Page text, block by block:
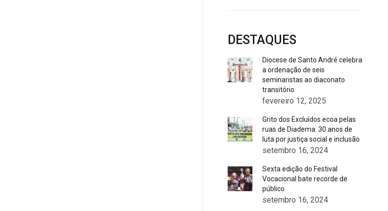
DESTAQUES
Diocese de Santo André celebra
a ordenação de seis
seminaristas ao diaconato
transitório
fevereiro 12, 2025
Grito dos Excluídos ecoa pelas
ruas de Diadema: 30 anos de
luta por justiça social e inclusão
setembro 16, 2024
Sexta edição do Festival
Vocacional bate recorde de
público
setembro 16, 2024